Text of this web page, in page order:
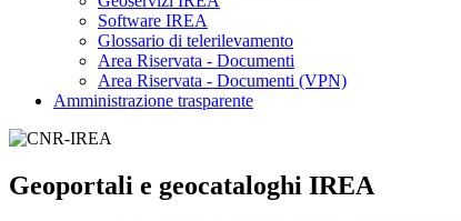
Software IREA
Glossario di telerilevamento
Area Riservata - Documenti
Area Riservata - Documenti (VPN)
Amministrazione trasparente
Geoportali e geocataloghi IREA